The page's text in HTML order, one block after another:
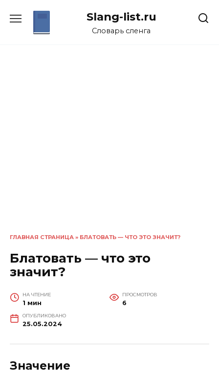
Slang-list.ru
Словарь сленга
ГЛАВНАЯ СТРАНИЦА » БЛАТОВАТЬ — ЧТО ЭТО ЗНАЧИТ?
Блатовать — что это
значит?
НА ЧТЕНИЕ
1 мин
ПРОСМОТРОВ
6
ОПУБЛИКОВАНО
25.05.2024
Значение